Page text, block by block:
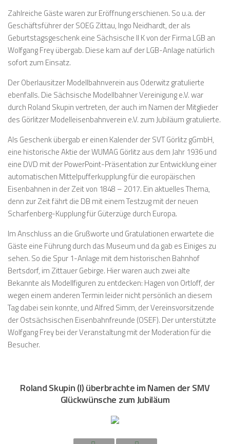
Zahlreiche Gäste waren zur Eröffnung erschienen. So u.a. der
Geschäftsführer der SOEG Zittau, Ingo Neidhardt, der als
Geburtstagsgeschenk eine Sächsische II K von der Firma LGB an
Wolfgang Frey übergab. Diese kam auf der LGB-Anlage natürlich
sofort zum Einsatz.
Der Oberlausitzer Modellbahnverein aus Oderwitz gratulierte
ebenfalls. Die Sächsische Modellbahner Vereinigung e.V. war
durch Roland Skupin vertreten, der auch im Namen der Mitglieder
des Görlitzer Modelleisenbahnverein e.V. zum Jubiläum gratulierte.
Als Geschenk übergab er einen Kalender der SVT Görlitz gGmbH,
eine historische Aktie der WUMAG Görlitz aus dem Jahr 1936 und
eine DVD mit der PowerPoint-Präsentation zur Entwicklung einer
automatischen Mittelpufferkupplung für die europäischen
Eisenbahnen in der Zeit von 1848 – 2017. Ein aktuelles Thema,
denn zur Zeit fährt die DB mit einem Testzug mit der neuen
Scharfenberg-Kupplung für Güterzüge durch Europa.
Im Anschluss an die Grußworte und Gratulationen erwartete die
Gäste eine Führung durch das Museum und da gab es Einiges zu
sehen. So die Spur 1-Anlage mit dem historischen Bahnhof
Bertsdorf, im Zittauer Gebirge. Hier waren auch zwei alte
Bekannte als Modellfiguren zu entdecken: Hagen von Ortloff, der
wegen einem anderen Termin leider nicht persönlich an diesem
Tag dabei sein konnte, und Alfred Simm, der Vereinsvorsitzende
der Ostsächsischen Eisenbahnfreunde (OSEF). Der unterstützte
Wolfgang Frey bei der Veranstaltung mit der Moderation für die
Besucher.
Roland Skupin (l) überbrachte im Namen der SMV
Glückwünsche zum Jubiläum